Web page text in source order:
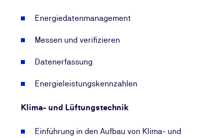
Energiedatenmanagement
Messen und verifizieren
Datenerfassung
Energieleistungskennzahlen
Klima- und Lüftungstechnik
Einführung in den Aufbau von Klima- und